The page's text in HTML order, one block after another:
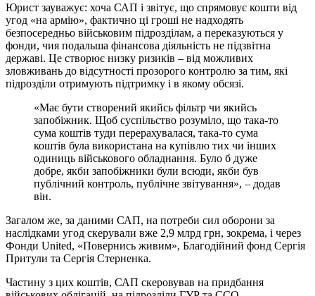
Юрист зауважує: хоча САП і звітує, що спрямовує кошти від
угод «на армію», фактично ці гроші не надходять
безпосередньо військовим підрозділам, а переказуються у
фонди, чия подальша фінансова діяльність не підзвітна
державі. Це створює низку ризиків – від можливих
зловживань до відсутності прозорого контролю за тим, які
підрозділи отримують підтримку і в якому обсязі.
«Має бути створений якийсь фільтр чи якийсь
запобіжник. Щоб суспільство розуміло, що така-то
сума коштів туди перерахувалася, така-то сума
коштів була використана на купівлю тих чи інших
одиниць військового обладнання. Було б дуже
добре, якби запобіжники були всюди, якби був
публічний контроль, публічне звітування», – додав
він.
Загалом же, за даними САП, на потреби сил оборони за
наслідками угод скерували вже 2,9 млрд грн, зокрема, і через
Фонди United, «Повернись живим», Благодійний фонд Сергія
Притули та Сергія Стерненка.
Частину з цих коштів, САП скеровував на придбання